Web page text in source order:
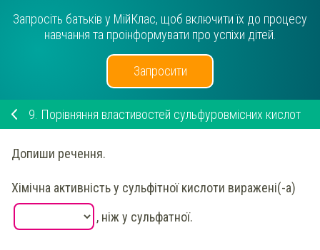
Запросіть батьків у МійКлас, щоб включити їх до процесу
навчання та проінформувати про успіхи дітей.
Запросити
9. Порівняння властивостей сульфуровмісних кислот
Допиши речення.
Хімічна активністьу сульфітноїкислоти виражені(-а)
, ніж у сульфатної.